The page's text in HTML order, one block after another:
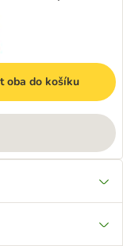
oba do košíku